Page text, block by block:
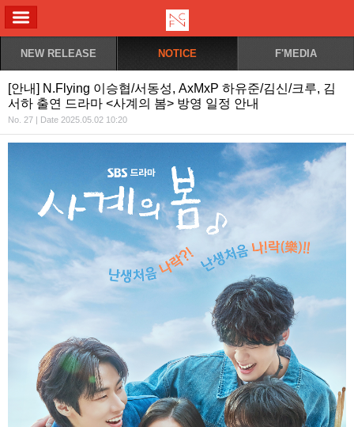
NEW RELEASE NOTICE F'MEDIA
[안내] N.Flying 이승협/서동성, AxMxP 하유준/김신/크루, 김
서하 출연 드라마 <사계의 봄> 방영 일정 안내
No. 27 | Date 2025.05.02 10:20